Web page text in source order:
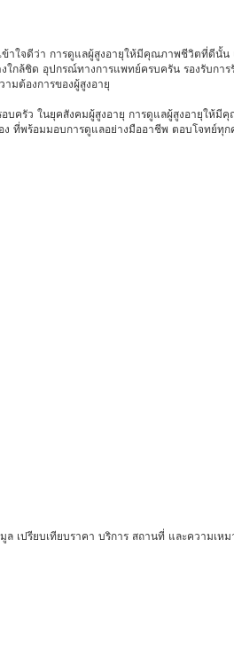
ใจดีว่า การดูแลผู้สูงอายุให้มีคุณภาพชีวิตที่ดีนั้
งใกล้ชิด อุปกรณ์ทางการแพทย์ครบครัน รองรับกา
มต้องการของผู้สูงอายุ
บครัว ในยุคสังคมผู้สูงอายุ การดูแลผู้สูงอายุให้
ที่พร้อมมอบการดูแลอย่างมืออาชีพ ตอบโจทย์ทุ
เปรียบเทียบราคา บริการ สถานที่ และความเหม